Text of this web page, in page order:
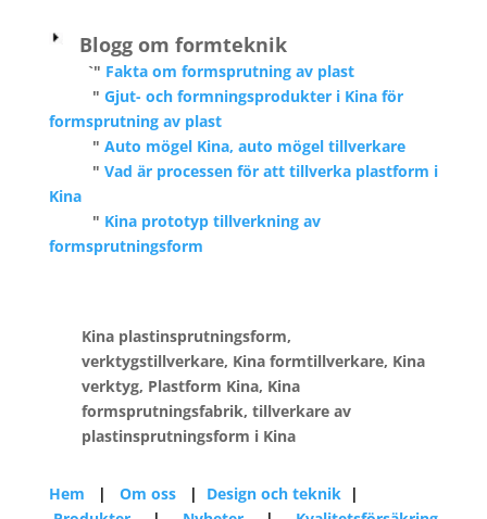
Blogg om formteknik
`" Fakta om formsprutning av plast
" Gjut- och formningsprodukter i Kina för
formsprutning av plast
" Auto mögel Kina, auto mögel tillverkare
" Vad är processen för att tillverka plastform i
Kina
" Kina prototyp tillverkning av
formsprutningsform
Kina plastinsprutningsform,
verktygstillverkare, Kina formtillverkare, Kina
verktyg, Plastform Kina, Kina
formsprutningsfabrik, tillverkare av
plastinsprutningsform i Kina
Hem | Om oss | Design och teknik|